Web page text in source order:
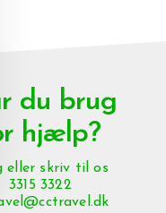
du brug
hjælp?
eller skriv tilos
3315 3322